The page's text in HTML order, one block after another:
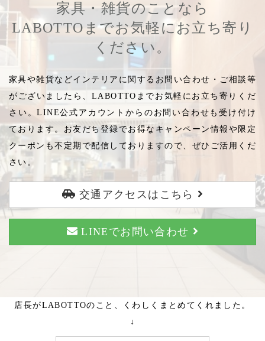
家具・雑貨のことなら
LABOTTOまでお気軽にお立ち寄り
ください。
家具や雑貨などインテリアに関するお問い合わせ・ご相談等
がございましたら、LABOTTOまでお気軽にお立ち寄りくだ
さい。LINE公式アカウントからのお問い合わせも受け付け
ております。お友だち登録でお得なキャンペーン情報や限定
クーポンも不定期で配信しておりますので、ぜひご活用くだ
さい。
交通アクセスはこちら
LINEでお問い合わせ
店長がLABOTTOのこと、くわしくまとめてくれました。
↓